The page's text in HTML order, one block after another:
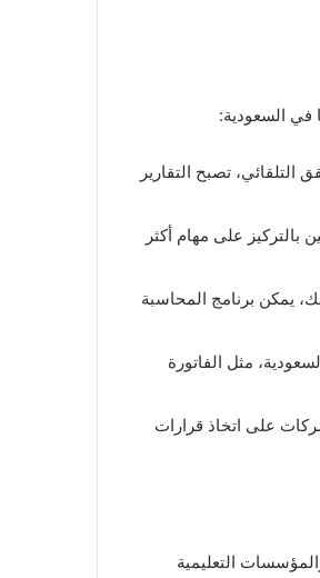
في السعودية:
تصبح التقارير
بالتركيز على مهام أكثر
يمكن برنامج المحاسبة
مثل الفاتورة
على اتخاذ قرارات
التعليمية